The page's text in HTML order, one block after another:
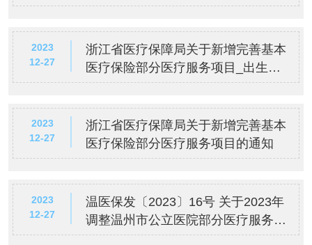
2023
12-27
浙江省医疗保障局关于新增完善基本
医疗保险部分医疗服务项目_出生缺
陷诊治类_的通知
2023
12-27
浙江省医疗保障局关于新增完善基本
医疗保险部分医疗服务项目的通知
2023
12-27
温医保发〔2023〕16号 关于2023年
调整温州市公立医院部分医疗服务价
格项目的通知